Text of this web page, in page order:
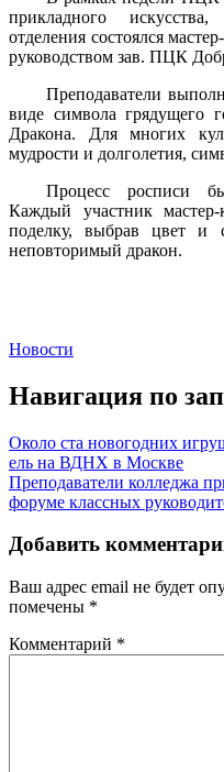
прикладного
отделения состоялся
руководством зав. ПЦК
Преподаватели
виде символа грядущего
Дракона. Для многих
мудрости и долголетия,
Процесс росписи
Каждый участник
поделку, выбрав цвет и
неповторимый дракон.
Новости
Навигация по
Около ста новогодних
ель на ВДНХ в Москве
Преподаватели колледжа
форуме классных
Добавить
Ваш адрес email не будет
помечены *
Комментарий *